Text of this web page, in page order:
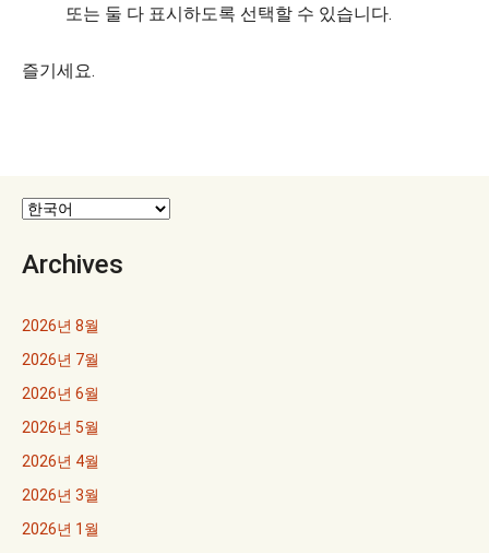
또는 둘 다 표시하도록 선택할 수 있습니다.
즐기세요.
Archives
2026년 8월
2026년 7월
2026년 6월
2026년 5월
2026년 4월
2026년 3월
2026년 1월